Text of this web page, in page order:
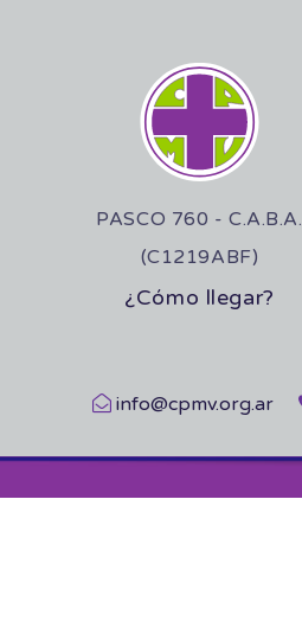
PASCO 760 - C.A.B.A.
(C1219ABF)
¿Cómo llegar?
info@cpmv.org.ar